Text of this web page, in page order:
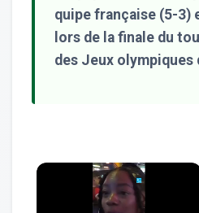
quipe française (5-3)
lors de la finale du
des Jeux olympiques
×